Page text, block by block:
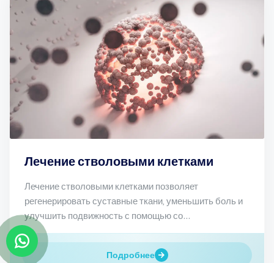
Лечение стволовыми клетками
Лечение стволовыми клетками позволяет
регенерировать суставные ткани, уменьшить боль и
улучшить подвижность с помощью со...
Подробнее